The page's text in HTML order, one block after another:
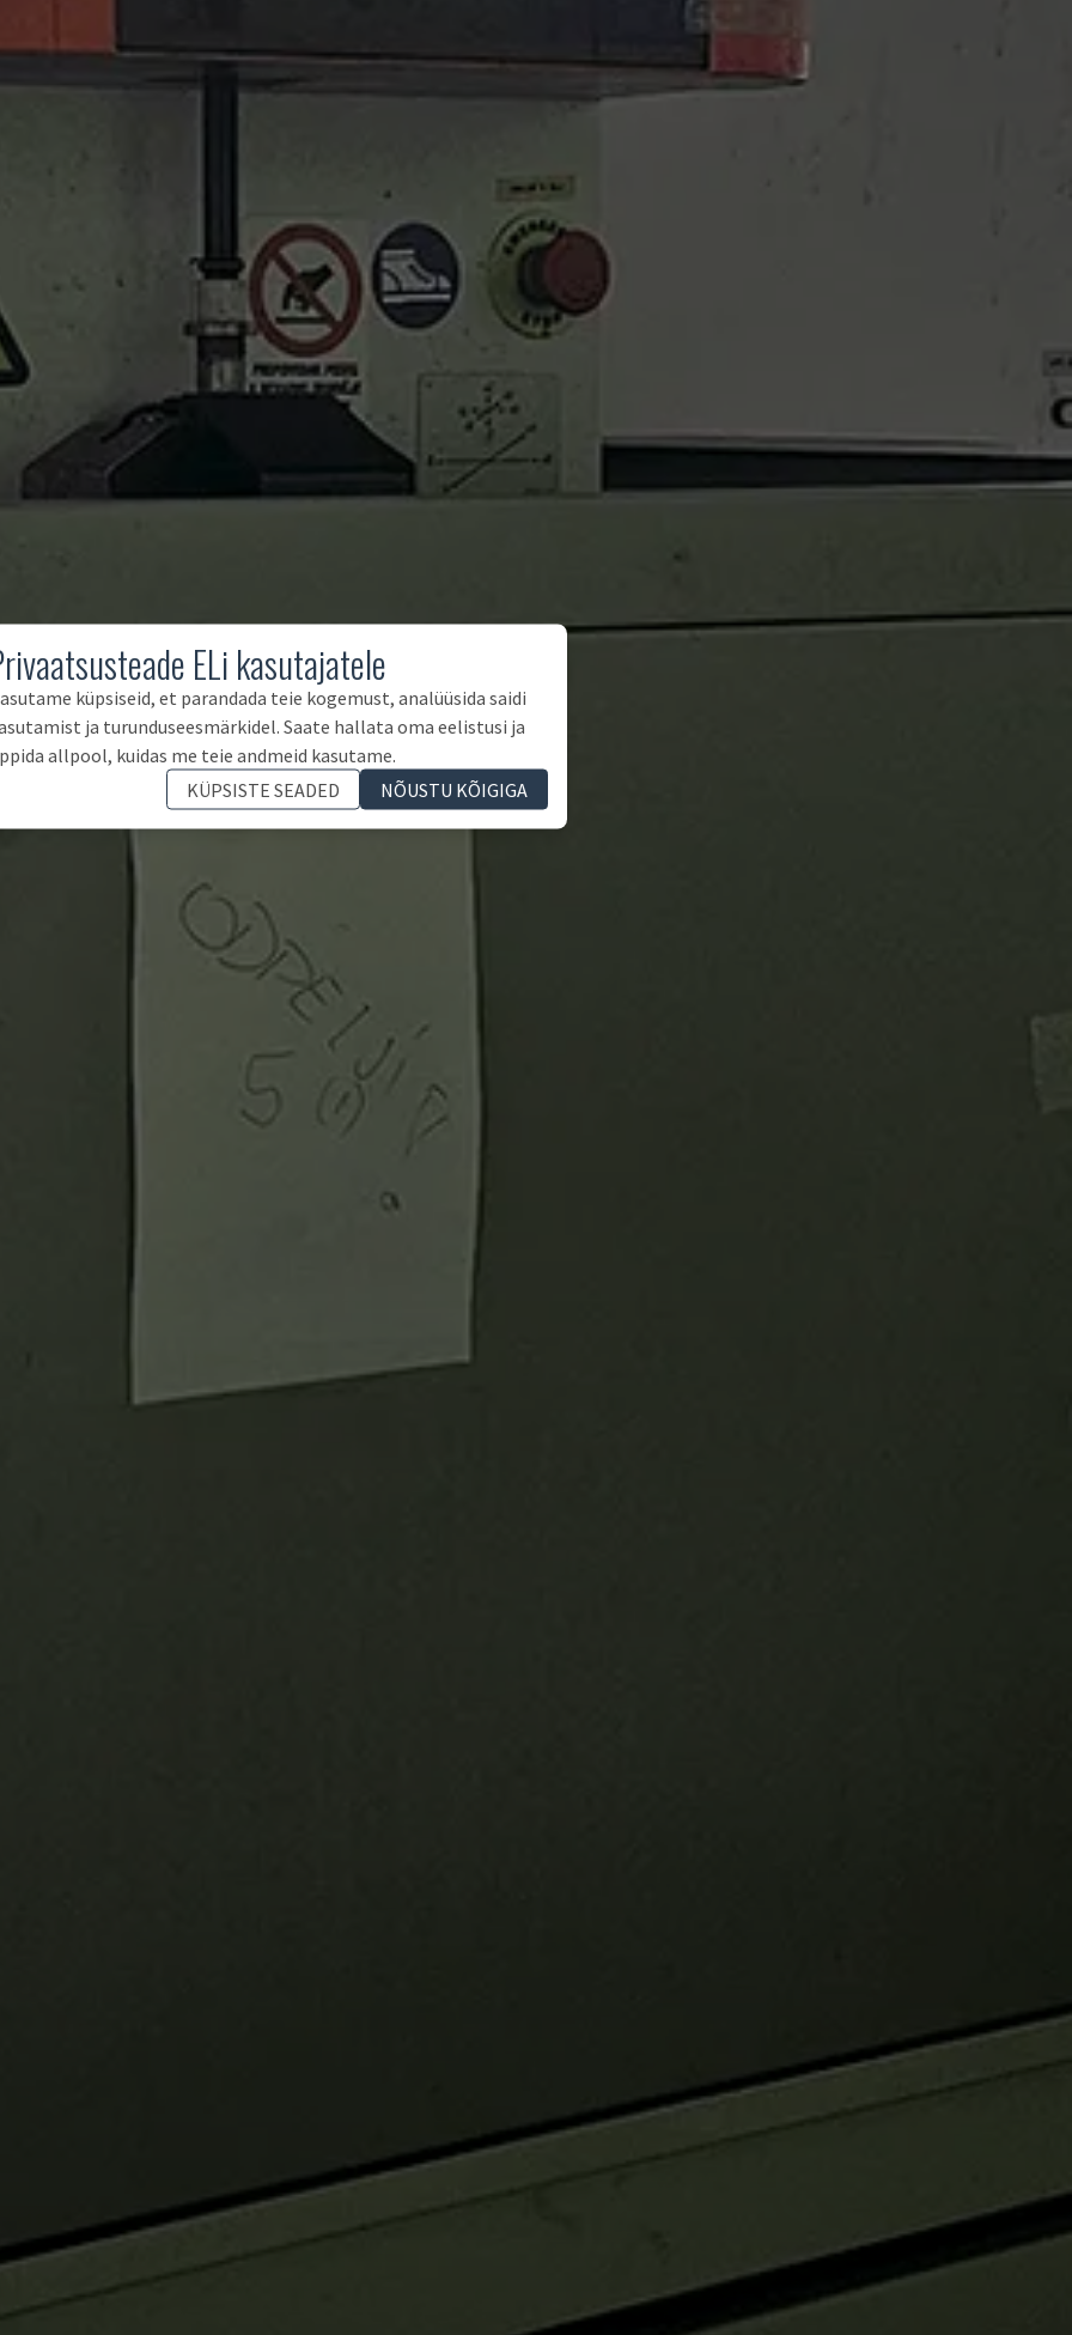
ELi kasutajatele
küpsiseid, et parandada teie kogemust, analüüsida saidi
ja turunduseesmärkidel. Saate hallata oma eelistusi ja
allpool, kuidas me teie andmeid kasutame.
KÜPSISTE SEADED
NÕUSTU KÕIGIGA